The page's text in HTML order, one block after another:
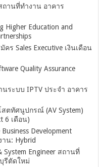
ถานที่ทำงาน อาคาร
Higher Education and
Sales Executive เงินเดือน
Quality Assurance
นระบบ IPTV ประจำ อาคาร
ตทัศนูปกรณ์ (AV System)
6 เดือน)
Development
น: Hybrid
System Engineer สถานที่
รีตัดใหม่